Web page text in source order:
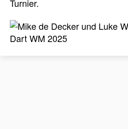
Turnier.